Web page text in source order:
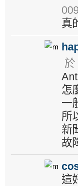
真
於
怎
一
所
新
故
這